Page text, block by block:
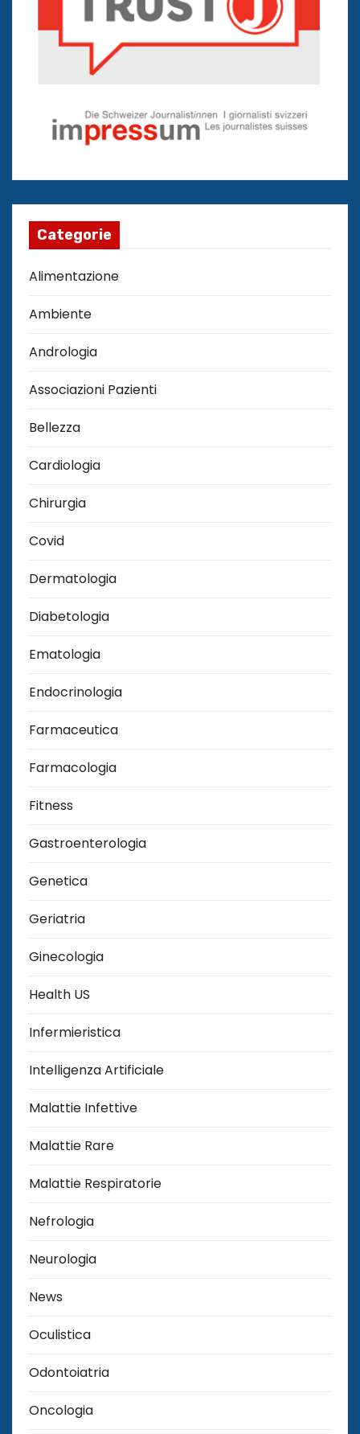
Categorie
Alimentazione
Ambiente
Andrologia
Associazioni Pazienti
Bellezza
Cardiologia
Chirurgia
Covid
Dermatologia
Diabetologia
Ematologia
Endocrinologia
Farmaceutica
Farmacologia
Fitness
Gastroenterologia
Genetica
Geriatria
Ginecologia
Health US
Infermieristica
Intelligenza Artificiale
Malattie Infettive
Malattie Rare
Malattie Respiratorie
Nefrologia
Neurologia
News
Oculistica
Odontoiatria
Oncologia